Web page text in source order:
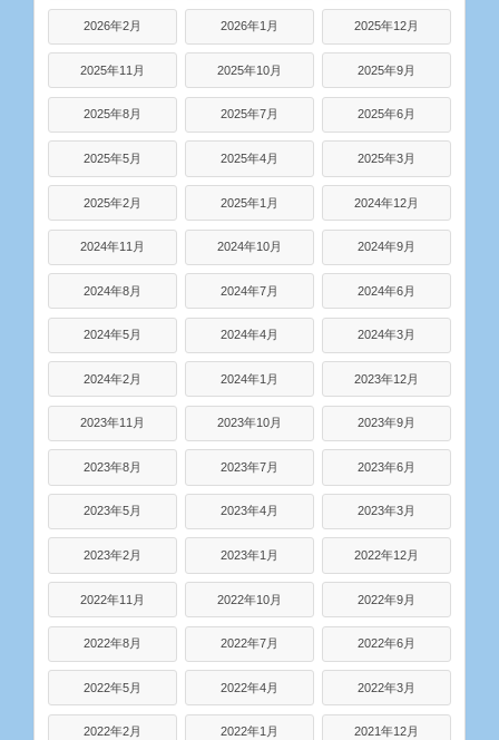
2026年2月 2026年1月 2025年12月
2025年11月 2025年10月 2025年9月
2025年8月 2025年7月 2025年6月
2025年5月 2025年4月 2025年3月
2025年2月 2025年1月 2024年12月
2024年11月 2024年10月 2024年9月
2024年8月 2024年7月 2024年6月
2024年5月 2024年4月 2024年3月
2024年2月 2024年1月 2023年12月
2023年11月 2023年10月 2023年9月
2023年8月 2023年7月 2023年6月
2023年5月 2023年4月 2023年3月
2023年2月 2023年1月 2022年12月
2022年11月 2022年10月 2022年9月
2022年8月 2022年7月 2022年6月
2022年5月 2022年4月 2022年3月
2022年2月 2022年1月 2021年12月